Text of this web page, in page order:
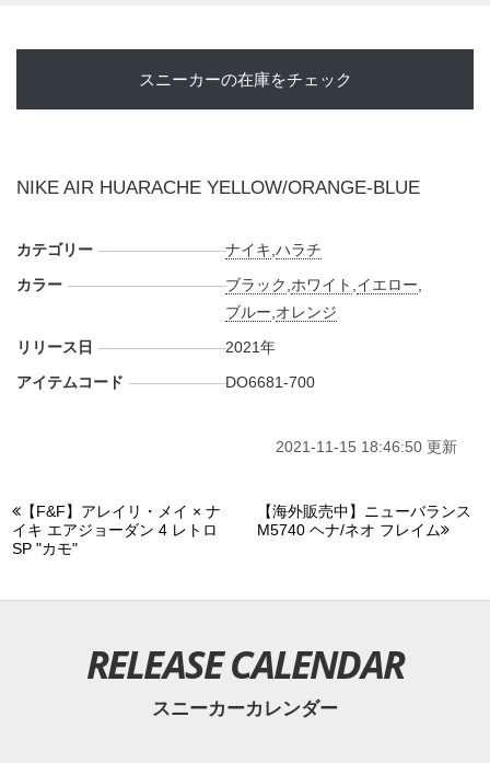
スニーカーの在庫をチェック
NIKE AIR HUARACHE YELLOW/ORANGE-BLUE
カテゴリー ナイキ ,ハラチ
カラー
ブラック ホワイト イエロー
ブルー オレンジ
リリース日
2021年
アイテムコード
DO6681-700
2021-11-15 18:46:50 更新
【F&F】アレイリ・メイ × ナ
イキ エアジョーダン 4 レトロ
SP "カモ"
【海外販売中】ニューバランス
M5740 ヘナ/ネオ フレイム
RELEASE CALENDAR
スニーカーカレンダー